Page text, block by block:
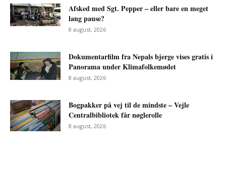
Afsked med Sgt. Pepper – eller bare en meget
lang pause?
8 august, 2026
Dokumentarfilm fra Nepals bjerge vises gratis i
Panorama under Klimafolkemødet
8 august, 2026
Bogpakker på vej til de mindste – Vejle
Centralbibliotek får nøglerolle
8 august, 2026